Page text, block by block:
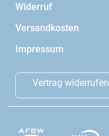
Widerruf
Versandkosten
Impressum
Vertrag widerrufen